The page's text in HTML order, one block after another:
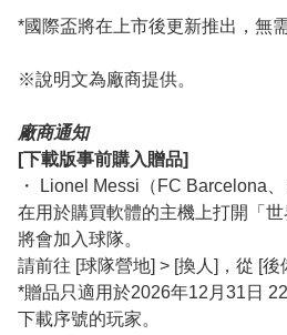
*國際盃將在上市後更新推出，無
※說明文為廠商提供。
廠商通知
[下載版事前購入贈品]
・ Lionel Messi（FC Barcelona、
在用於購買軟體的主機上打開「
將會加入球隊。
請前往 [球隊營地] > [換人]，從 [後
*贈品只適用於2026年12月31日
下載序號的玩家。